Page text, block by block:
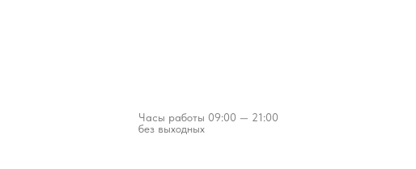
Часы работы 09:00 — 21:00
без выходных